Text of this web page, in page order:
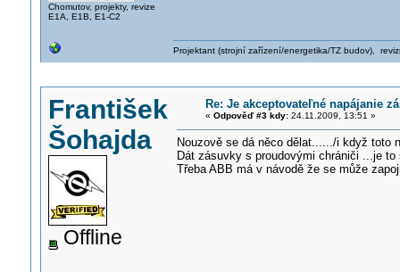
Chomutov, projekty, revize
E1A, E1B, E1-C2
Projektant (strojní zařízení/energetika/TZ budov),
František
Šohajda
Offline
Re: Je akceptovateľné napájanie
« Odpověď #3 kdy:24.11.2009, 13:51 »
Nouzově se dá něco dělat....../i když toto
Dát zásuvky s proudovými chrániči ...je
Třeba ABB má v návodě že se může